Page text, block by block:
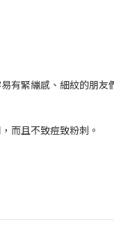
有緊繃感、細紋的朋友
而且不致痘致粉刺。